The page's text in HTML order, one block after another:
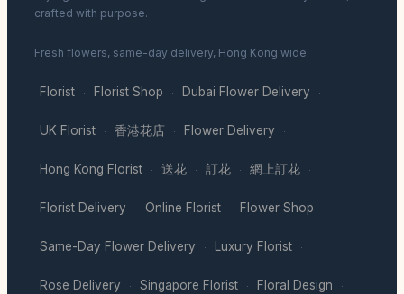
crafted with purpose.
Fresh flowers, same-day delivery, Hong Kong wide.
Florist · Florist Shop · Dubai Flower Delivery ·
UK Florist · 香港花店 · Flower Delivery ·
Hong Kong Florist · 送花 · 訂花 · 網上訂花 ·
Florist Delivery · Online Florist · Flower Shop ·
Same-Day Flower Delivery · Luxury Florist ·
Rose Delivery · Singapore Florist · Floral Design ·